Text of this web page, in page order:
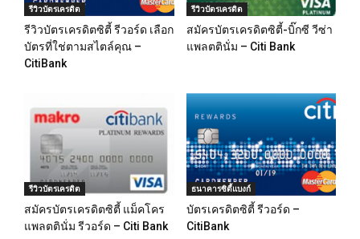
รีวิวบัตรเครดิต
รีวิวบัตรเครดิตซิตี้ รีวอร์ด เลือก
บัตรที่ใช่ตามสไตล์คุณ –
CitiBank
รีวิวบัตรเครดิต
สมัครบัตรเครดิตซิตี้-บิ๊กซี วีซ่า
แพลตตินั่ม – Citi Bank
รีวิวบัตรเครดิต
สมัครบัตรเครดิตซิตี้ แม็คโคร
แพลตตินั่ม รีวอร์ด – Citi Bank
ธนาคารซิตี้แบงก์
บัตรเครดิตซิตี้ รีวอร์ด –
CitiBank